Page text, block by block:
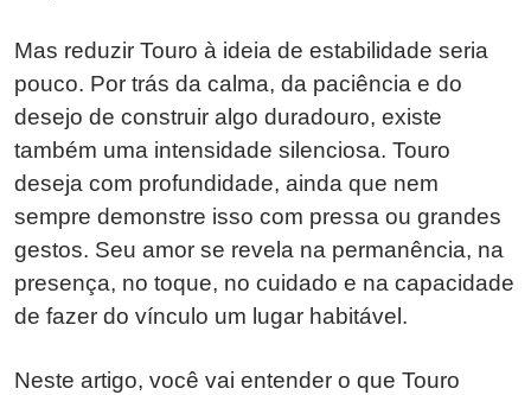
Mas reduzir Touro à ideia de estabilidade seria
pouco. Por trás da calma, da paciência e do
desejo de construir algo duradouro, existe
também uma intensidade silenciosa. Touro
deseja com profundidade, ainda que nem
sempre demonstre isso com pressa ou grandes
gestos. Seu amor se revela na permanência, na
presença, no toque, no cuidado e na capacidade
de fazer do vínculo um lugar habitável.
Neste artigo, você vai entender o que Touro